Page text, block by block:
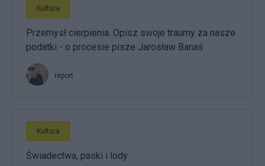
Kultura
Przemysł cierpienia. Opisz swoje traumy za nasze
podatki - o procesie pisze Jarosław Banaś
report
Kultura
Świadectwa, paski i lody